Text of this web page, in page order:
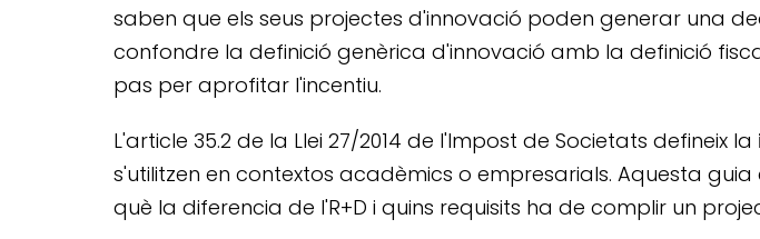
saben que els seus projectes d'innovació poden generar una
confondre la definició genèrica d'innovació amb la definició
pas per aprofitar l'incentiu.
L'article 35.2 de la Llei 27/2014 de l'Impost de Societats defineix la
s'utilitzen en contextos acadèmics o empresarials. Aquesta
què la diferencia de l'R+D i quins requisits ha de complir un